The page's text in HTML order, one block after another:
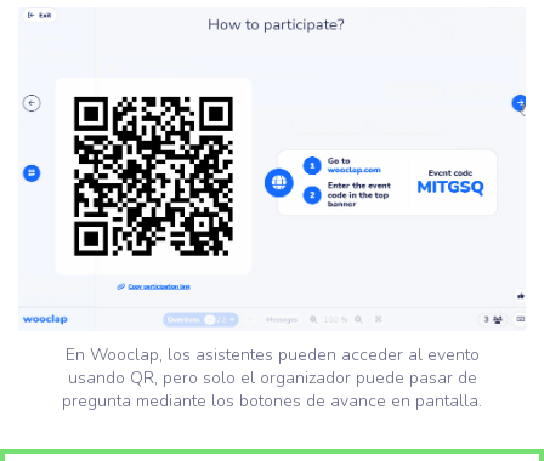
En Wooclap, los asistentes pueden acceder al evento
usando QR, pero solo el organizador puede pasar de
pregunta mediante los botones de avance en pantalla.